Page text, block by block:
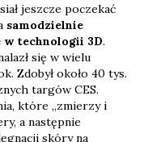
jeszcze poczekać
samodzielnie
w technologii 3D.
się w wielu
Zdobył około 40 tys.
targów CES.
które „zmierzy i
a następnie
skóry na